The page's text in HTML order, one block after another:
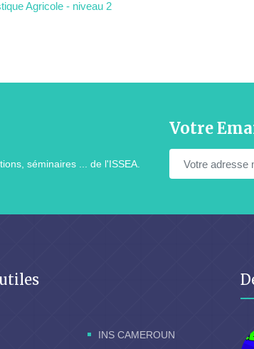
Agricole - niveau 2
séminaires ... de l'ISSEA.
Votre
INS CAMEROUN